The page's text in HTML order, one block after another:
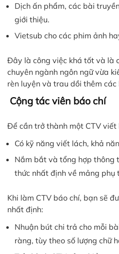
Dịch ấn phẩm, các bài
giới thiệu.
Vietsub cho các phim ảnh
Đây là công việc khá tốt và là
chuyên ngành ngôn ngữ vừa
rèn luyện và trau dồi thêm các
Cộng tác viên báo chí
Để cần trở thành một CTV viết
Có kỹ năng viết lách, khả
Nắm bắt và tổng hợp thông
thức nhất định về mảng phụ
Khi làm CTV báo chí, bạn sẽ
nhất định:
Nhuận bút chi trả cho mỗi
ràng, tùy theo số lượng chữ